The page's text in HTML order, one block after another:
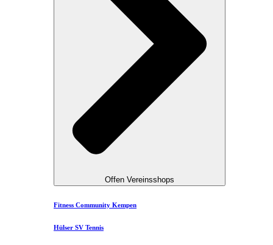
Offen Vereinsshops
Fitness Community Kempen
Hülser SV Tennis